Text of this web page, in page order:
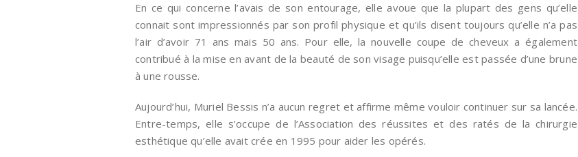
En ce qui concerne l’avais de son entourage, elle avoue que la plupart des gens qu’elle
connait sont impressionnés par son profil physique et qu’ils disent toujours qu’elle n’a pas
l’air d’avoir 71 ans mais 50 ans. Pour elle, la nouvelle coupe de cheveux a également
contribué à la mise en avant de la beauté de son visage puisqu’elle est passée d’une brune
à une rousse.
Aujourd’hui, Muriel Bessis n’a aucun regret et affirme même vouloir continuer sur sa lancée.
Entre-temps, elle s’occupe de l’Association des réussites et des ratés de la chirurgie
esthétique qu’elle avait crée en 1995 pour aider les opérés.